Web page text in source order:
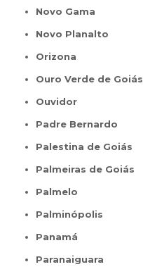
Novo Gama
Novo Planalto
Orizona
Ouro Verde de Goiás
Ouvidor
Padre Bernardo
Palestina de Goiás
Palmeiras de Goiás
Palmelo
Palminópolis
Panamá
Paranaiguara